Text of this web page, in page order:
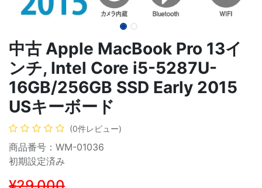
中古 Apple MacBook Pro 13イ
ンチ, Intel Core i5-5287U-
16GB/256GB SSD Early 2015
USキーボード
(0件レビュー)
商品番号：WM-01036
初期設定済み